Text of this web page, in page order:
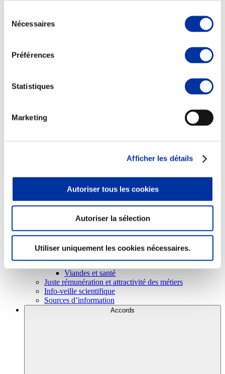
Nécessaires
Préférences
Statistiques
Marketing
Afficher les détails
Autoriser tous les cookies
Autoriser la sélection
Utiliser uniquement les cookies nécessaires.
Alimentation de qualité, raisonnée et durable
Consommation
Sécurité sanitaire
Viandes et santé
Juste rémunération et attractivité des métiers
Info-veille scientifique
Sources d’information
Accords